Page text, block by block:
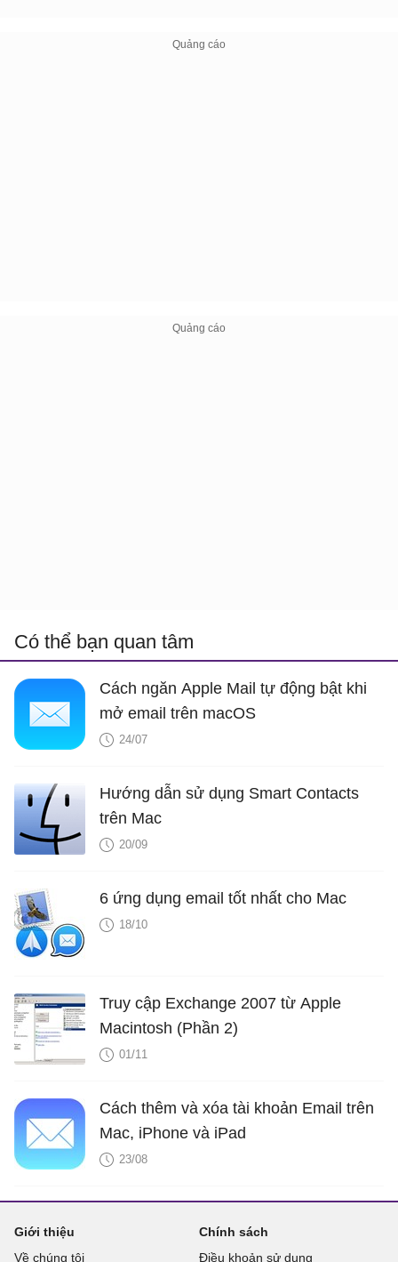
Có thể bạn quan tâm
Cách ngăn Apple Mail tự động bật khi
mở email trên macOS
24/07
Hướng dẫn sử dụng Smart Contacts
trên Mac
20/09
6 ứng dụng email tốt nhất cho Mac
18/10
Truy cập Exchange 2007 từ Apple
Macintosh (Phần 2)
01/11
Cách thêm và xóa tài khoản Email trên
Mac, iPhone và iPad
23/08
Giới thiệu
Về chúng tôi
Chính sách
Điều khoản sử dụng